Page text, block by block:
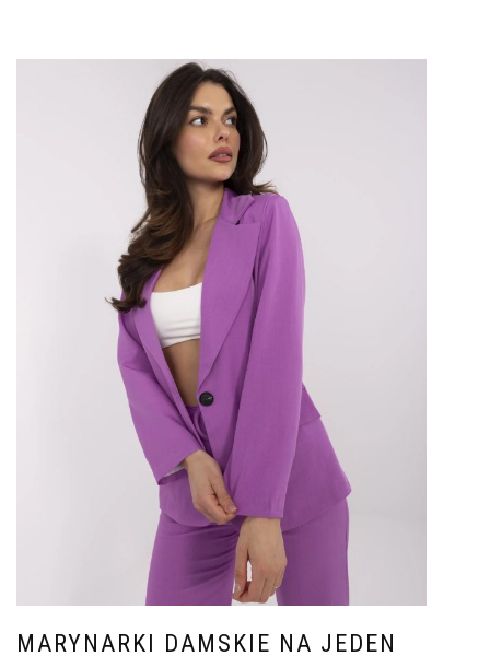
MARYNARKI DAMSKIE NA JEDEN